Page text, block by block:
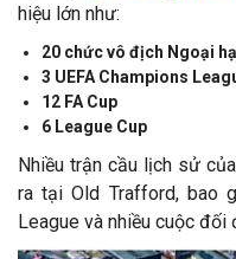
hiệu lớn như:
20 chức vô địch Ngoại
3 UEFA Champions
12 FA Cup
6 League Cup
Nhiều trận cầu lịch sử
ra tại Old Trafford, bao
League và nhiều cuộc đối